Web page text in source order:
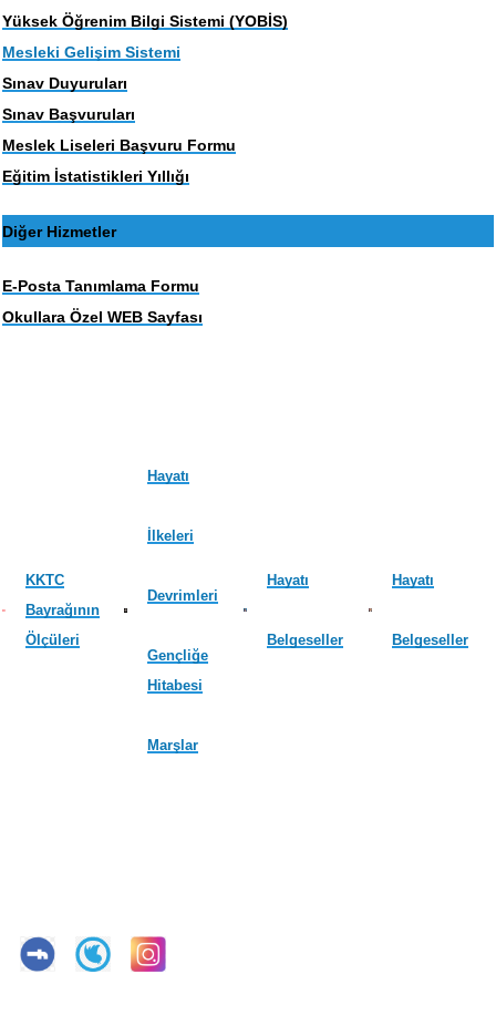
Yüksek Öğrenim Bilgi Sistemi (YOBİS)
Mesleki Gelişim Sistemi
Sınav Duyuruları
Sınav Başvuruları
Meslek Liseleri Başvuru Formu
Eğitim İstatistikleri Yıllığı
Diğer Hizmetler
E-Posta Tanımlama Formu
Okullara Özel WEB Sayfası
KKTC
Bayrağının
Ölçüleri
Hayatı
İlkeleri
Devrimleri
Gençliğe
Hitabesi
Marşlar
Hayatı
Belgeseller
Hayatı
Belgeseller